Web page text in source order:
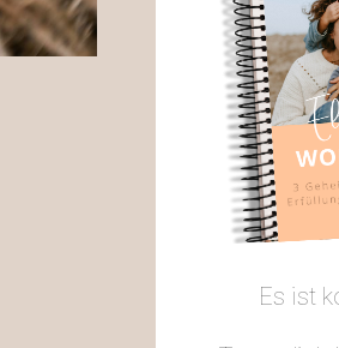
Es ist